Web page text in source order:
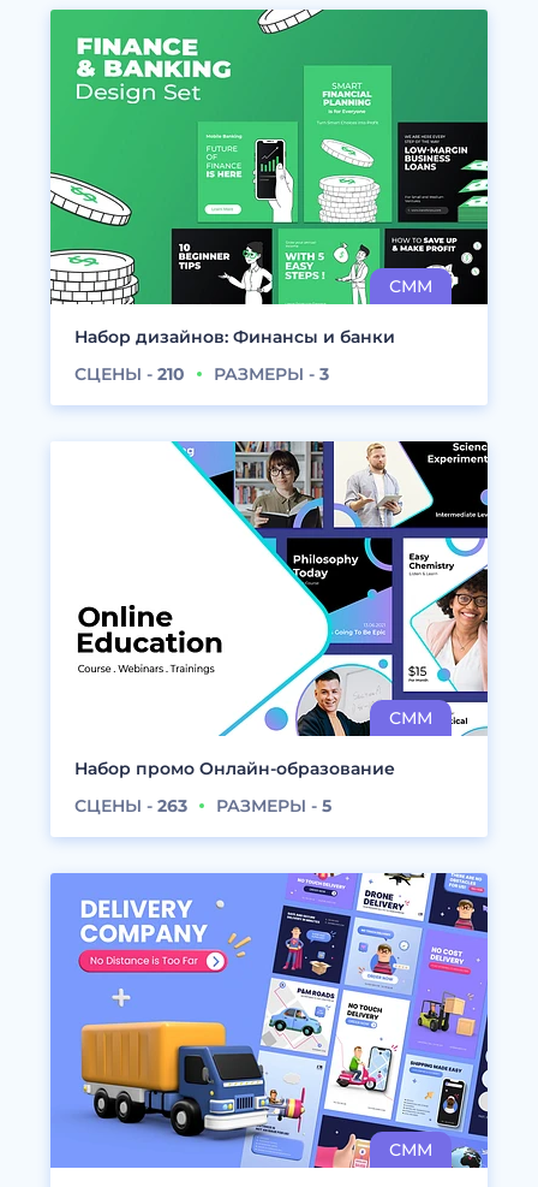
Набор дизайнов: Финансы и банки
СЦЕНЫ - 210 РАЗМЕРЫ - 3
Набор промо Онлайн-образование
СЦЕНЫ - 263 РАЗМЕРЫ - 5